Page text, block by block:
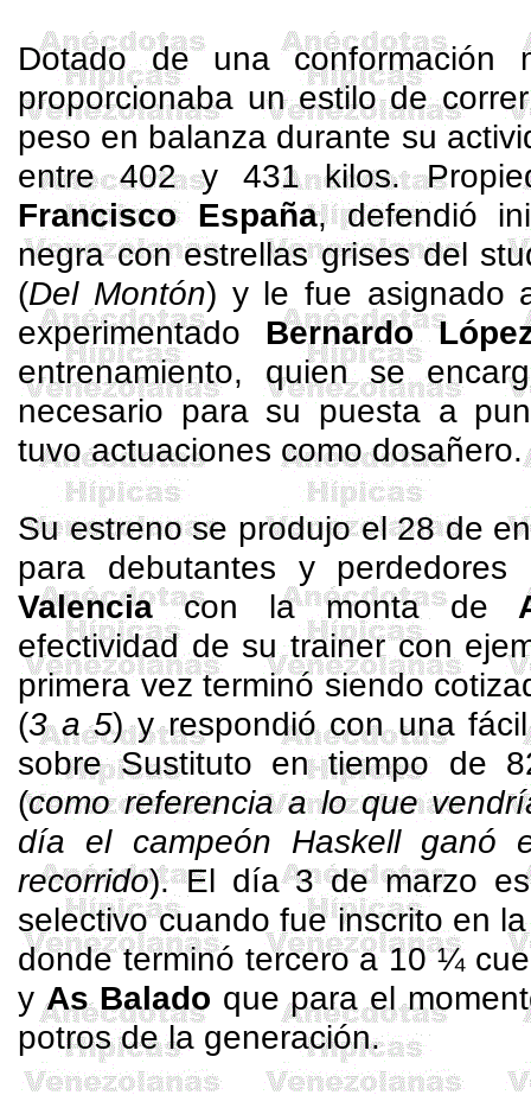
Dotado de una conformación
proporcionaba un estilo de
peso en balanza durante su
entre 402 y 431 kilos.
Francisco España, defendió
negra con estrellas grises del
(Del Montón) y le fue asignado
experimentado Bernardo
entrenamiento, quien se
necesario para su puesta a
tuvo actuaciones comodosañero.
Su estreno se produjo el 28 de
para debutantes y
Valenciacon la monta de
efectividad de sutrainercon
primera vez terminó siendo
(3 a 5) y respondió con una
sobre Sustituto en tiempo de
(como referencia a lo que
día el campeón Haskellganó
recorrido). El día 3 de marzo
selectivo cuando fue inscrito en
donde terminó tercero a 10 ¼
yAs Balado que para el
potros de la generación.